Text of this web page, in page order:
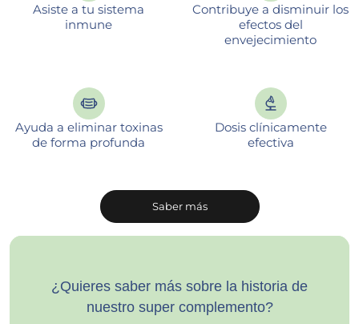
Asiste a tu sistema
inmune
Contribuye a disminuir los
efectos del
envejecimiento
Ayuda a eliminar toxinas
de forma profunda
Dosis clínicamente
efectiva
Saber más
¿Quieres saber más sobre la historia de
nuestro super complemento?